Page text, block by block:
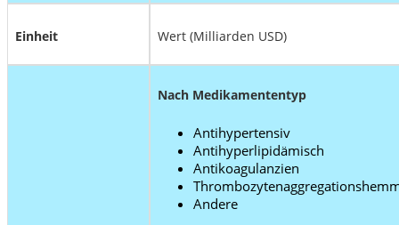
Einheit Wert (Milliarden USD)
Nach Medikamententyp
Antihypertensiv
Antihyperlipidämisch
Antikoagulanzien
Andere